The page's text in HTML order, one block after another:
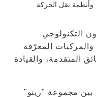
وأنظمة نقل الحركة
التكنولوجي
والمركبات المعرّفة
المتقدمة، والقيادة
بين مجموعة "رينو"